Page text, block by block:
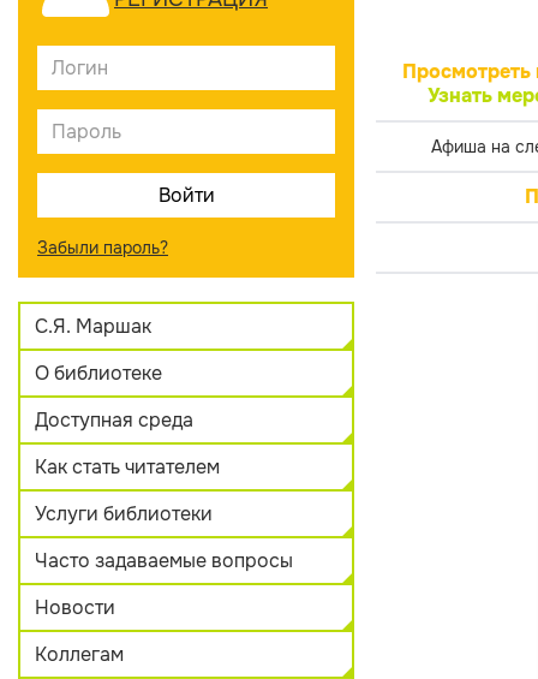
Забыли пароль?
С.Я. Маршак
О библиотеке
Доступная среда
Как стать читателем
Услуги библиотеки
Часто задаваемые вопросы
Новости
Коллегам
Просмотреть
Узнать
Афиша на